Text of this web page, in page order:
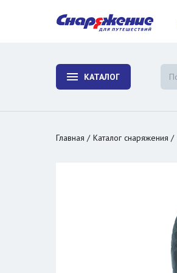
КАТАЛОГ
Главная Каталог снаряжения